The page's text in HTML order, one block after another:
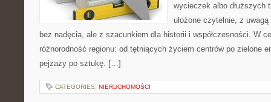
wycieczek albo dłuższych
ułożone czytelnie, z
bez nadęcia, ale z szacunkiem dla historii i współczesności. W
różnorodność regionu: od tętniących życiem centrów po zielone
pejzaży po sztukę. […]
CATEGORIES: NIERUCHOMOŚCI